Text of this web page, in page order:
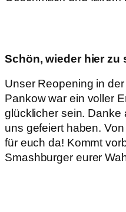
Schön, wieder hier zu
Unser Reopening in
Pankow war ein voller
glücklicher sein. Danke
uns gefeiert haben.
für euch da! Kommt
Smashburger eurer